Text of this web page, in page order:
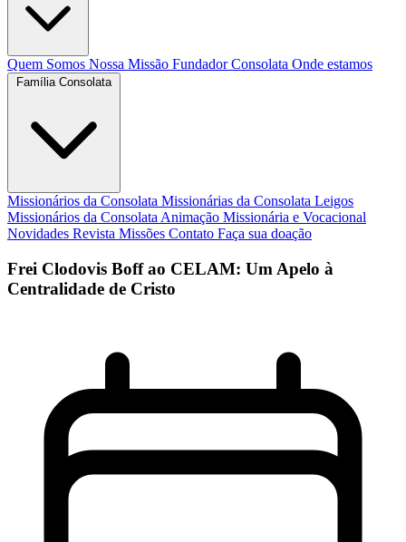
Quem Somos Nossa Missão FundadorConsolata Onde estamos
Família Consolata
Missionários da Consolata Missionárias da Consolata Leigos
Missionários da Consolata Animação Missionária e Vocacional
Novidades Revista Missões Contato Faça sua doação
Frei Clodovis Boff ao CELAM: Um Apelo à
Centralidade de Cristo